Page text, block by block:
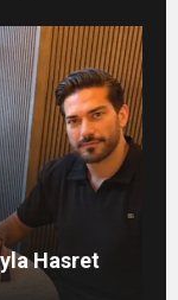
HasretÖDÜL GECESİNE AYDIN ESKİKÖY
Yeni İş
“Vişne”